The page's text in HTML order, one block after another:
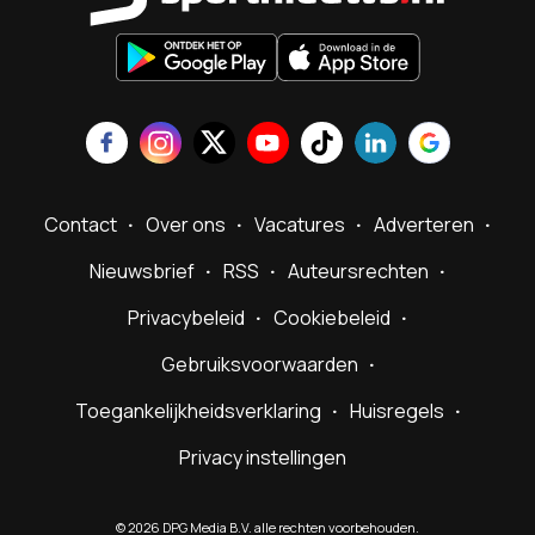
Contact Over ons Vacatures
Adverteren
Nieuwsbrief
RSS
Auteursrechten
Privacybeleid
Cookiebeleid
Gebruiksvoorwaarden
Toegankelijkheidsverklaring
Huisregels
Privacy instellingen
©2026 DPG Media B.V. alle rechten voorbehouden.